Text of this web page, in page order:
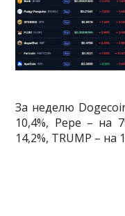
За неделю
10,4%, Pepe – на
14,2%, TRUMP – на